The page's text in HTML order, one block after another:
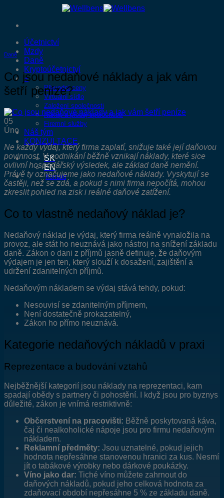
obsah
Účetnictví
Mzdy
Daně
Kryptoúčetnictví
+
Převodní ceny
Virtuální sídlo
Založení společnosti
Nákup a prodej společností
Firemní služby
Náš tým
KONZULTACE
SK
EN
Kontakt
Daně
Co jsou nedaňové náklady a jak vám
šetří peníze?
05
Úno
Ne každý výdaj, který firma zaplatí, snižuje také její daňovou
povinnost. V podnikání běžně vznikají náklady, které sice
ovlivní hospodářský výsledek, ale základ daně nemění.
Právě ty označujeme jako nedaňové náklady. Vyskytují se
častěji, než se zdá, a pokud s nimi firma nepočítá, mohou
zkreslit pohled na zisk i reálné daňové zatížení.
Co to vlastně nedaňový náklad je?
Nedaňový náklad je výdaj, který firma reálně vynaložila na
provoz, ale stát ho neuznává jako nástroj na snížení základu
daně. Zákon o dani z příjmů jasně definuje, že daňovým
výdajem je jen ten, který slouží k dosažení, zajištění a
udržení zdanitelných příjmů.
Nedaňovým nákladem se výdaj stává tehdy, pokud:
Nesouvisí se zdanitelným příjmem,
Není dostatečně prokazatelný,
Zákon ho přímo neuznává.
Kategorie nedaňových nákladů v praxi
Reprezentace a budování vztahů
Nejběžnější kategorií jsou náklady na reprezentaci, kam
spadají obědy s partnery či pohostění. I když jsou pro byznys
důležité, zákon je vnímá restriktivně:
Občerstvení na pracovišti: Běžně poskytovaná káva,
čaj či nealkoholické nápoje jsou pro firmu nedaňovým
nákladem.
Reklamní předměty: Jsou uznatelné, pokud jejich
hodnota nepřesáhne stanovenou hranici za kus. Nesmí
jít o tabákové výrobky nebo dárkové poukázky.
Víno jako dar: Tiché víno můžete zahrnout do
daňových nákladů, pokud jeho celková hodnota za
zdaňovací období nepřesáhne 5 % ze základu daně.